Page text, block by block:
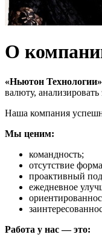
О
«Ньютон Технологии»
валюту,
Наша компания
Мы ценим:
командность;
отсутствие
проактивный
ежедневное
Работа у нас — это: